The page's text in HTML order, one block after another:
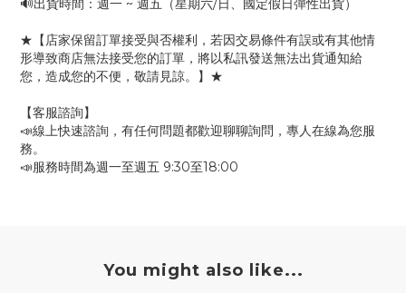
🔊出貨時間：週一 ~ 週五（星期六/日、國定假日彈性出貨）
★【店家保留訂單接受與否權利，若因交易條件有誤或有其他情
形導致商店無法接受您的訂單，將以私訊發送無法出貨通知給
您，造成您的不便，敬請見諒。】★
【客服諮詢】
📣線上快速諮詢，有任何問題都歡迎聊聊詢問，專人在線為您服
務。
📣服務時間為週一至週五 9:30至18:00
You might also like...